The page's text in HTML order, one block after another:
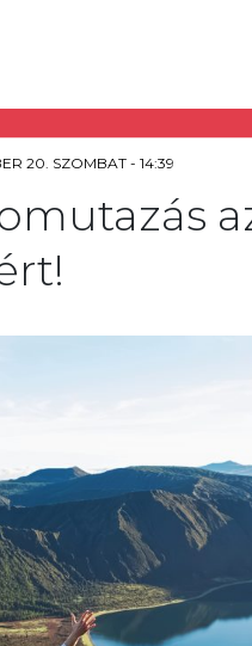
20. SZOMBAT - 14:39